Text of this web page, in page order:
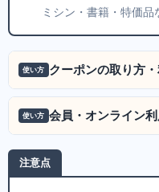
ミシン・書籍・特価品
使い方 クーポンの取り方
使い方 会員・オンライン
注意点